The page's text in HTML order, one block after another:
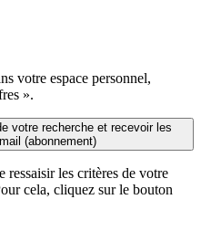
votre espace personnel,
».
votre recherche et recevoir les
(abonnement)
ressaisir les critères de votre
cela, cliquez sur le bouton